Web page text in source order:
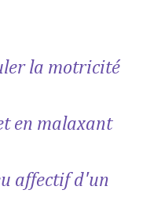
la motricité
en malaxant
affectif d'un